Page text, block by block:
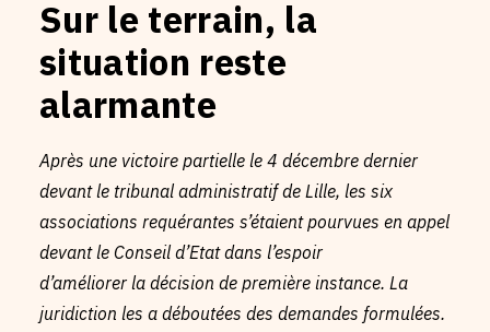
Sur le terrain, la
situation reste
alarmante
Après une victoire partielle le 4 décembre dernier
devant le tribunal administratif de Lille, les six
associations requérantes s’étaient pourvues en appel
devant le Conseil d’Etat dans l’espoir
d’améliorer la décision de première instance. La
juridiction les a déboutées des demandes formulées.